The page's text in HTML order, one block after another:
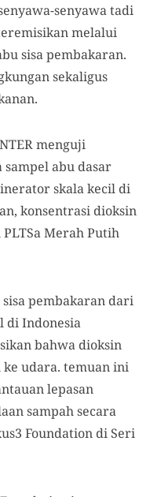
senyawa tadi
melalui
sisa pembakaran.
sekaligus
menguji
abu dasar
skala kecil di
konsentrasi dioksin
Merah Putih
pembakaran dari
di Indonesia
bahwa dioksin
udara. temuan ini
lepasan
sampah secara
Foundation di Seri